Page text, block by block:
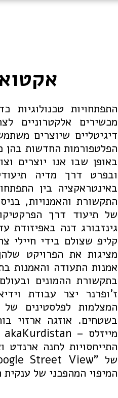
התפתחויות טכנולוגיות
מכשירים אלקטרוניים
דיגיטליים שיוצרים
הפלטפורמות החדשות בהן
באופן שבו אנו יוצרים
ובפרט דרך מדיה
באינטראקציה בין
התקשורת והאמנויות,
של תיעוד דרך
גינזבורג דנה באפיזודת
קליפ שצולם בידי חיילי
מציגות את הפרויקט
אמנות התעודה והאמנות
בתקשורת ההמונים
ז'ופרנר יצר עבודת
המצלמות לפלסטינים
בשטחים. אוזגה ארזוי
התייחסויות לחנה ארנדט
המיפוי המהפכני של ענקית